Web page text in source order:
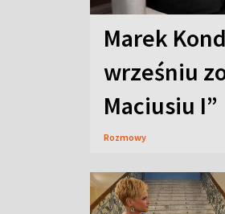
Marek
wrześniu
Maciusiu I”
Rozmowy